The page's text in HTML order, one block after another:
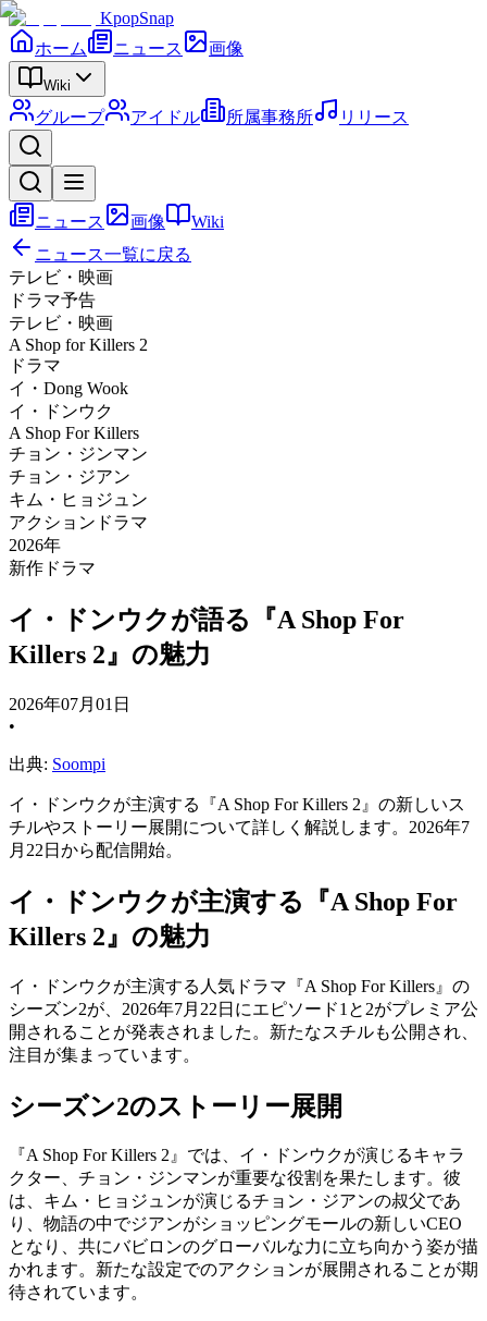
KpopSnap
ホーム
ニュース 画像
Wiki
グループ アイドル 所属事務所 リリース
ニュース 画像
Wiki
ニュース一覧に戻る
テレビ・映画
ドラマ予告
テレビ・映画
A Shop for Killers 2
ドラマ
イ・Dong Wook
イ・ドンウク
A Shop For Killers
チョン・ジンマン
チョン・ジアン
キム・ヒョジュン
アクションドラマ
2026年
新作ドラマ
イ・ドンウクが語る『A Shop For
Killers 2』の魅力
2026年07月01日
•
出典: Soompi
イ・ドンウクが主演する『A Shop For Killers 2』の新しいス
チルやストーリー展開について詳しく解説します。2026年7
月22日から配信開始。
イ・ドンウクが主演する『A Shop For
Killers 2』の魅力
イ・ドンウクが主演する人気ドラマ『A Shop For Killers』の
シーズン2が、2026年7月22日にエピソード1と2がプレミア公
開されることが発表されました。新たなスチルも公開され、
注目が集まっています。
シーズン2のストーリー展開
『A Shop For Killers 2』では、イ・ドンウクが演じるキャラ
クター、チョン・ジンマンが重要な役割を果たします。彼
は、キム・ヒョジュンが演じるチョン・ジアンの叔父であ
り、物語の中でジアンがショッピングモールの新しいCEO
となり、共にバビロンのグローバルな力に立ち向かう姿が描
かれます。新たな設定でのアクションが展開されることが期
待されています。